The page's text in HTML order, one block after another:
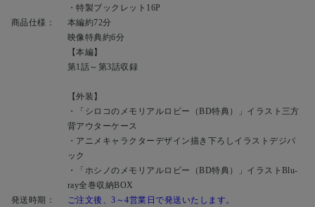
・特製ブックレット16P
商品仕様：
本編約72分
映像特典約6分
【本編】
第1話～第3話収録
【外装】
・「シロコのメモリアルロビー（BD特典）」イラスト三方
背アウターケース
・アニメキャラクターデザイン描き下ろしイラストデジパ
ック
・「ホシノのメモリアルロビー（BD特典）」イラストBlu-
ray全巻収納BOX
発送時期：
ご注文後、3～4営業日で発送いたします。